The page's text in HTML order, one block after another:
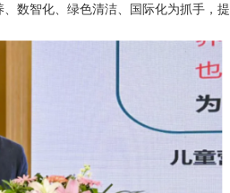
数智化、绿色清洁、国际化为抓手，提